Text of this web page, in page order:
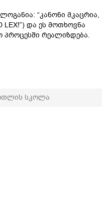
“კანონი მკაცრია,
LEX!”) და ეს მოთხოვნა
პროცესში რეალიზდება.
სკოლა